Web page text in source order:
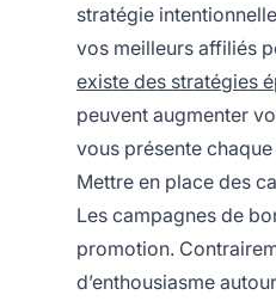
stratégie
vos meilleurs affiliés
existe des stratégies
peuvent augmenter
vous présente
Mettre en place des
Les campagnes de
promotion.
d’enthousiasme